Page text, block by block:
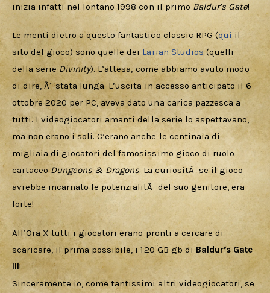
inizia infatti nel lontano 1998 con il primo Baldur’s Gate!
Le menti dietro a questo fantastico classic RPG (qui il
sito del gioco) sono quelle dei Larian Studios (quelli
della serie Divinity). L’attesa, come abbiamo avuto modo
di dire, Ã¨ stata lunga. L’uscita in accesso anticipato il 6
ottobre 2020 per PC, aveva dato una carica pazzesca a
tutti. I videogiocatori amanti della serie lo aspettavano,
ma non erano i soli. C’erano anche le centinaia di
migliaia di giocatori del famosissimo gioco di ruolo
cartaceo Dungeons & Dragons. La curiositÃ  se il gioco
avrebbe incarnato le potenzialitÃ  del suo genitore, era
forte!
All’Ora X tutti i giocatori erano pronti a cercare di
scaricare, il prima possibile, i 120 GB gb di Baldur’s Gate
III!
Sinceramente io, come tantissimi altri videogiocatori, se